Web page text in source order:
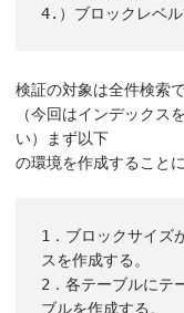
検証の対象は全件検索
（今回はインデックス
い）まず以下
の環境を作成することに
1．ブロックサイズ
スを作成する。
2．各テーブルにテ
ブルを作成する。